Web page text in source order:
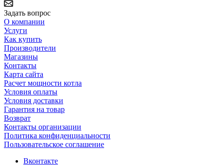
Задать вопрос
О компании
Услуги
Как купить
Производители
Магазины
Контакты
Карта сайта
Расчет мощности котла
Условия оплаты
Условия доставки
Гарантия на товар
Возврат
Контакты организации
Политика конфиденциальности
Пользовательское соглашение
Вконтакте